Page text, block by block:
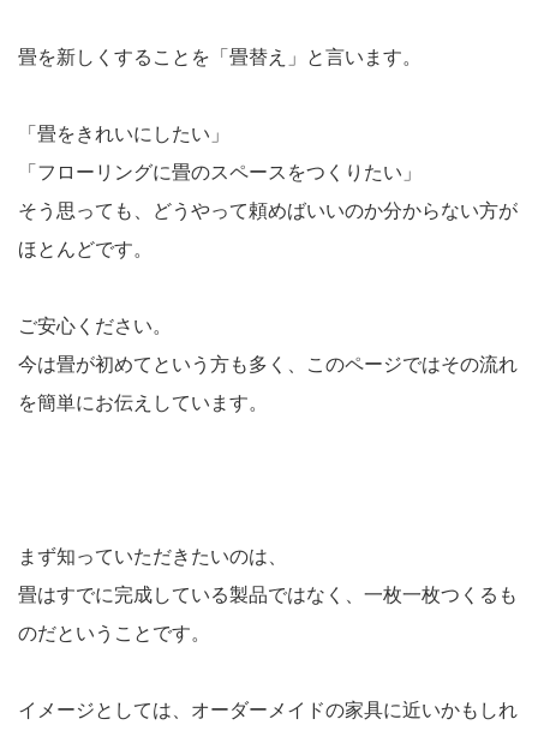
畳を新しくすることを「畳替え」と言います。
「畳をきれいにしたい」
「フローリングに畳のスペースをつくりたい」
そう思っても、どうやって頼めばいいのか分からない方が
ほとんどです。
ご安心ください。
今は畳が初めてという方も多く、このページではその流れ
を簡単にお伝えしています。
まず知っていただきたいのは、
畳はすでに完成している製品ではなく、一枚一枚つくるも
のだということです。
イメージとしては、オーダーメイドの家具に近いかもしれ